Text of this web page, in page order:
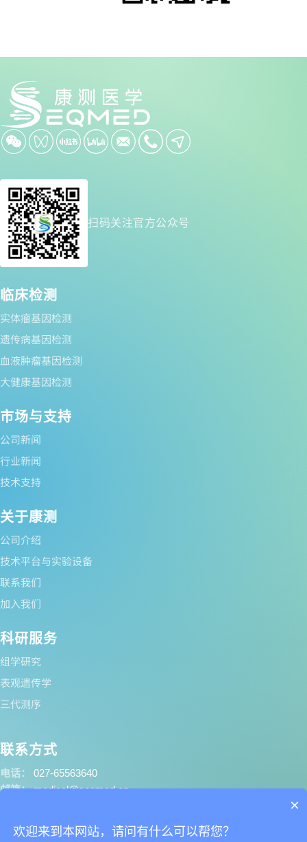
扫码关注官方公众号
临床检测
实体瘤基因检测
遗传病基因检测
血液肿瘤基因检测
大健康基因检测
市场与支持
公司新闻
行业新闻
技术支持
关于康测
公司介绍
技术平台与实验设备
联系我们
加入我们
科研服务
组学研究
表观遗传学
三代测序
联系方式
电话：
027-65563640
邮箱： medical@seqmed.cn
术开发区高新六路99号南山·光
谷自贸港D2栋
×
欢迎来到本网站，请问有什么可以帮您？